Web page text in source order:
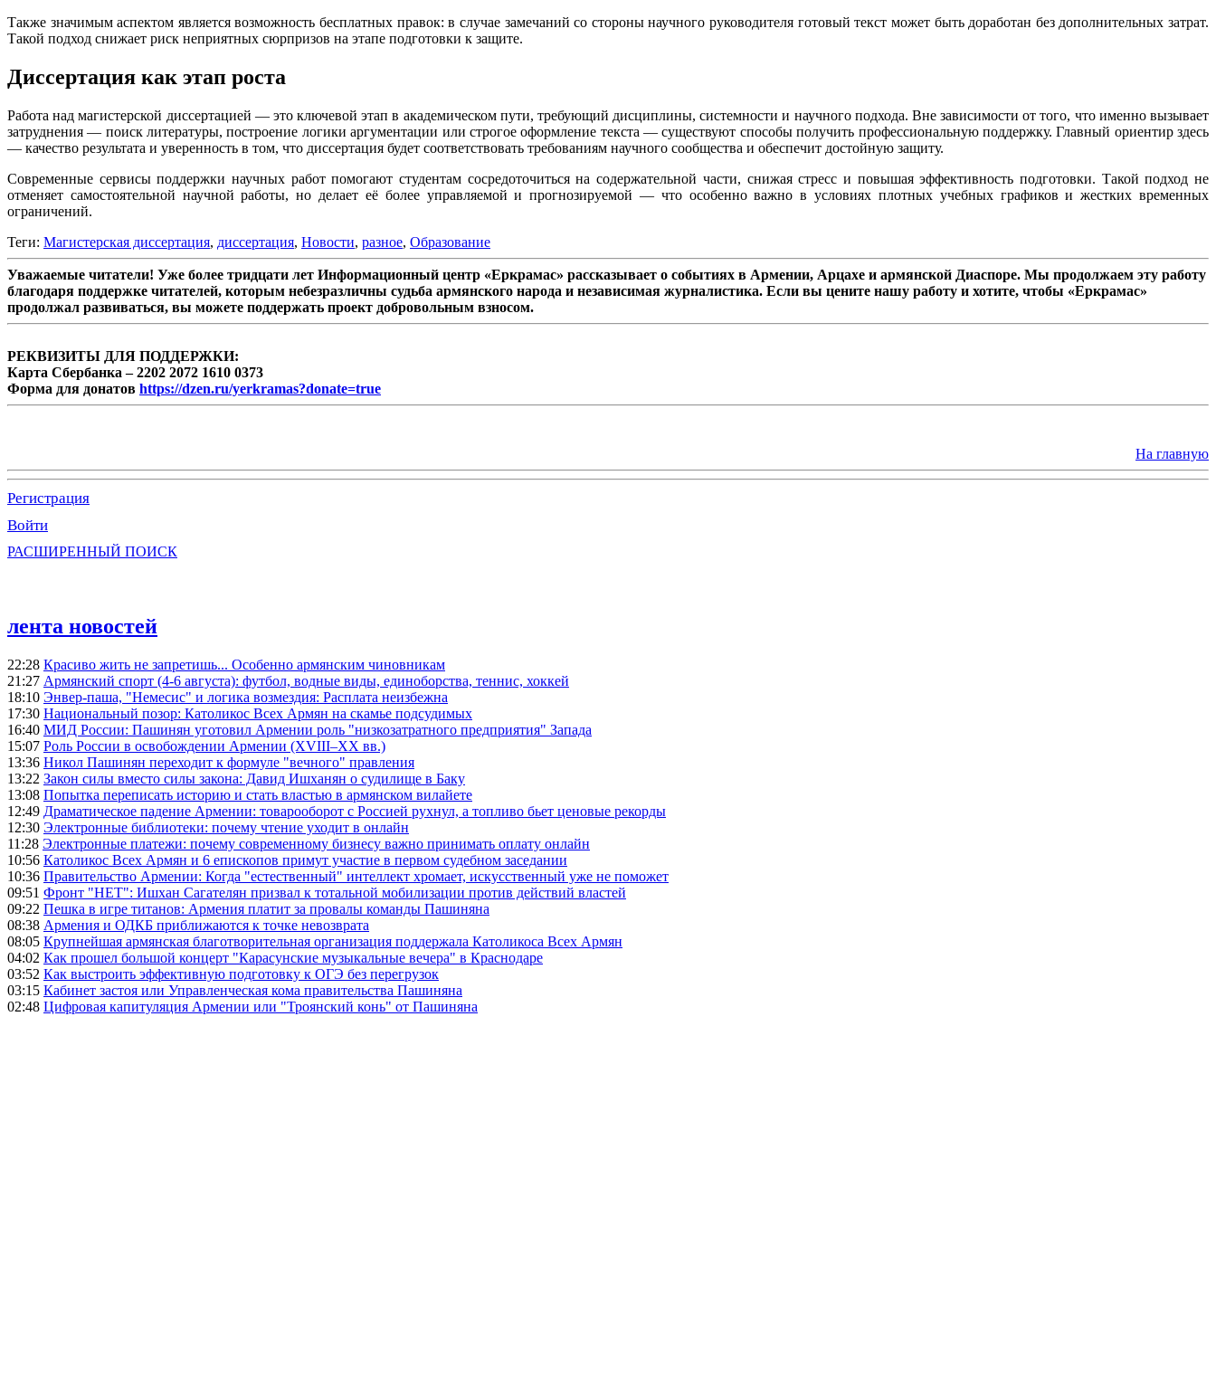
Также значимым аспектом является возможность бесплатных правок: в случае замечаний со стороны научного руководителя готовый текст может быть доработан без дополнительных затрат.
Такой подход снижает риск неприятных сюрпризов на этапе подготовки к защите.
Диссертация как этап роста
Работа над магистерской диссертацией — это ключевой этап в академическом пути, требующий дисциплины, системности и научного подхода. Вне зависимости от того, что именно вызывает
затруднения — поиск литературы, построение логики аргументации или строгое оформление текста — существуют способы получить профессиональную поддержку. Главный ориентир здесь
— качество результата и уверенность в том, что диссертация будет соответствовать требованиям научного сообщества и обеспечит достойную защиту.
Современные сервисы поддержки научных работ помогают студентам сосредоточиться на содержательной части, снижая стресс и повышая эффективность подготовки. Такой подход не
отменяет самостоятельной научной работы, но делает её более управляемой и прогнозируемой — что особенно важно в условиях плотных учебных графиков и жестких временных
ограничений.
Теги: Магистерская диссертация, диссертация, Новости, разное, Образование
Уважаемые читатели! Уже более тридцати лет Информационный центр «Еркрамас» рассказывает о событиях в Армении, Арцахе и армянской Диаспоре. Мы продолжаем эту работу
благодаря поддержке читателей, которым небезразличны судьба армянского народа и независимая журналистика. Если вы цените нашу работу и хотите, чтобы «Еркрамас»
продолжал развиваться, вы можете поддержать проект добровольным взносом.
РЕКВИЗИТЫ ДЛЯ ПОДДЕРЖКИ:
Карта Сбербанка – 2202 2072 1610 0373
Форма для донатов https://dzen.ru/yerkramas?donate=true
На главную
Регистрация
Войти
РАСШИРЕННЫЙ ПОИСК
лента новостей
22:28 Красиво жить не запретишь... Особенно армянским чиновникам
21:27 Армянский спорт (4-6 августа): футбол, водные виды, единоборства, теннис, хоккей
18:10 Энвер-паша, "Немесис" и логика возмездия: Расплата неизбежна
17:30 Национальный позор: Католикос Всех Армян на скамье подсудимых
16:40 МИД России: Пашинян уготовил Армении роль "низкозатратного предприятия" Запада
15:07 Роль России в освобождении Армении (XVIII–XX вв.)
13:36 Никол Пашинян переходит к формуле "вечного" правления
13:22 Закон силы вместо силы закона: Давид Ишханян о судилище в Баку
13:08 Попытка переписать историю и стать властью в армянском вилайете
12:49 Драматическое падение Армении: товарооборот с Россией рухнул, а топливо бьет ценовые рекорды
12:30 Электронные библиотеки: почему чтение уходит в онлайн
11:28 Электронные платежи: почему современному бизнесу важно принимать оплату онлайн
10:56 Католикос Всех Армян и 6 епископов примут участие в первом судебном заседании
10:36 Правительство Армении: Когда "естественный" интеллект хромает, искусственный уже не поможет
09:51 Фронт "НЕТ": Ишхан Сагателян призвал к тотальной мобилизации против действий властей
09:22 Пешка в игре титанов: Армения платит за провалы команды Пашиняна
08:38 Армения и ОДКБ приближаются к точке невозврата
08:05 Крупнейшая армянская благотворительная организация поддержала Католикоса Всех Армян
04:02 Как прошел большой концерт "Карасунские музыкальные вечера" в Краснодаре
03:52 Как выстроить эффективную подготовку к ОГЭ без перегрузок
03:15 Кабинет застоя или Управленческая кома правительства Пашиняна
02:48 Цифровая капитуляция Армении или "Троянский конь" от Пашиняна